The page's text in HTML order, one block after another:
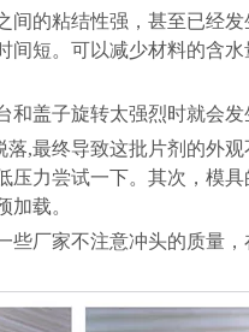
的粘结性强，甚至已经
短。可以减少材料的含
盖子旋转太强烈时就会
,最终导致这批片剂的外
力尝试一下。其次，模
载。
厂家不注意冲头的质量